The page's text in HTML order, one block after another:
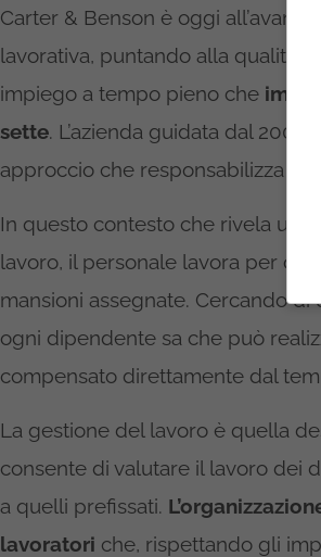
Carter & Benson è oggi
lavorativa, puntando alla qualità
impiego a tempo pieno che
sette. L’azienda guidata dal
approccio che responsabilizza il
In questo contesto che rivela una
lavoro, il personale lavora per
mansioni assegnate. Cercando
ogni dipendente sa che può
compensato direttamente dal
La gestione del lavoro è quella
consente di valutare il lavoro dei
a quelli prefissati.
lavoratori che, rispettando gli